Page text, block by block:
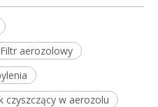
Filtr aerozolowy
czyszczący w aerozolu